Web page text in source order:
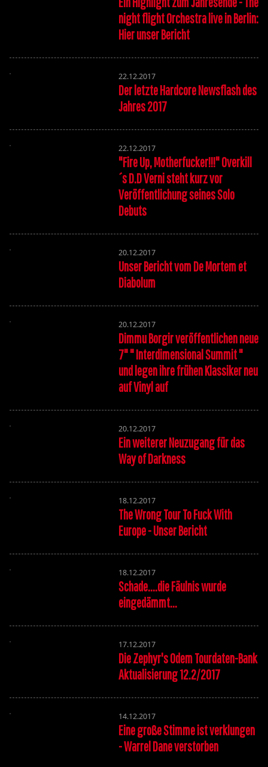
night flight Orchestra live in Berlin:
Hier unser Bericht
22.12.2017
Der letzte Hardcore Newsflash des
Jahres 2017
22.12.2017
"Fire Up, Motherfucker!!!" Overkill
´s D.D Verni steht kurz vor
Veröffentlichung seines Solo
Debuts
20.12.2017
Unser Bericht vom De Mortem et
Diabolum
20.12.2017
Dimmu Borgir veröffentlichen neue
7" " Interdimensional Summit "
und legen ihre frühen Klassiker neu
auf Vinyl auf
20.12.2017
Ein weiterer Neuzugang für das
Way of Darkness
18.12.2017
The Wrong Tour To Fuck With
Europe - Unser Bericht
18.12.2017
Schade....die Fäulnis wurde
eingedämmt...
17.12.2017
Die Zephyr's Odem Tourdaten-Bank
Aktualisierung 12.2/2017
14.12.2017
Eine große Stimme ist verklungen
- Warrel Dane verstorben